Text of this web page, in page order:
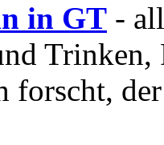
in GT -
forscht,